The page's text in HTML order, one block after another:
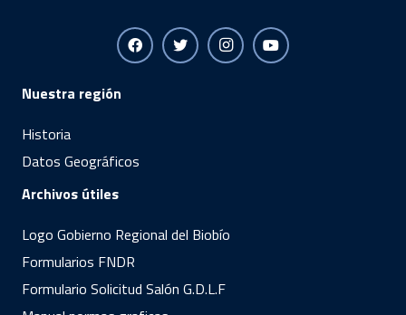
Nuestra región
Historia
Datos Geográficos
Archivos útiles
Logo Gobierno Regional del Biobío
Formularios FNDR
Formulario Solicitud Salón G.D.L.F